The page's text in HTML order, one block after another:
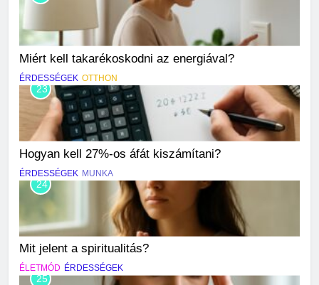
Miért kell takarékoskodni az energiával?
ÉRDESSÉGEK OTTHON
23
Hogyan kell 27%-os áfát kiszámítani?
ÉRDESSÉGEK MUNKA
24
Mit jelent a spiritualitás?
ÉLETMÓD ÉRDESSÉGEK
25